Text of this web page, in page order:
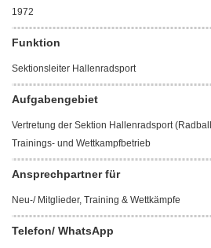
1972
Funktion
Sektionsleiter Hallenradsport
Aufgabengebiet
Vertretung der Sektion Hallenradsport
Trainings- und Wettkampfbetrieb
Ansprechpartner für
Neu-/ Mitglieder, Training & Wettkämpfe
Telefon/ WhatsApp